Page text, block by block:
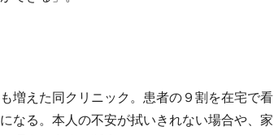
増えた同クリニック。患者の９割を在宅で看
なる。本人の不安が拭いきれない場合や、家